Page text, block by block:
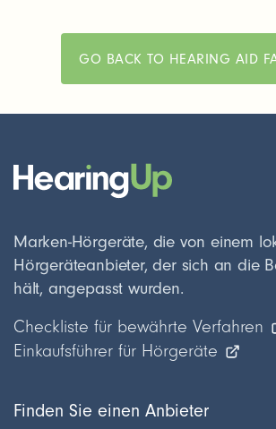
GO BACK TO HEARING AID
Finden Sie einen Anbieter
Marken-Hörgeräte, die von einem
Hörgeräteanbieter, der sich an die
hält, angepasst wurden.
Checkliste für bewährte Verfahren
Einkaufsführer für Hörgeräte